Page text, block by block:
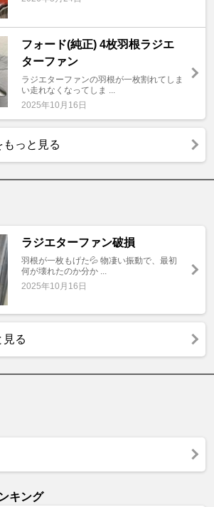
フォード(純正) 4枚羽根ラジエ
ターファン
ラジエターファンの羽根が一枚割れてしま
い走れなくなってしま ...
2025年10月16日
っと見る
ラジエターファン破損
羽根が一枚もげた💦 物凄い振動で、最初
何が壊れたのか分か ...
2025年10月16日
見る
キング